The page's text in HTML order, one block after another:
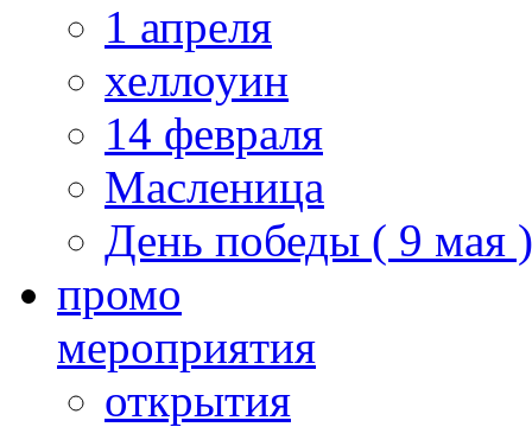
1 апреля
хеллоуин
14 февраля
Масленица
День победы ( 9 мая )
промо
мероприятия
открытия